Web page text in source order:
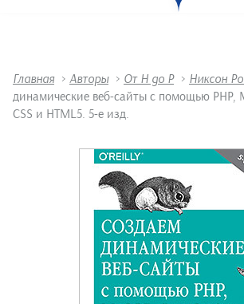
Главная > Авторы > От Н до Р > Никсон
динамические веб-сайты с помощью PHP,
CSS и HTML5. 5-е изд.